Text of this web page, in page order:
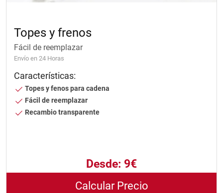
Topes y frenos
Fácil de reemplazar
Envío en 24 Horas
Características:
Topes y fenos para cadena
Fácil de reemplazar
Recambio transparente
Desde: 9€
Calcular Precio